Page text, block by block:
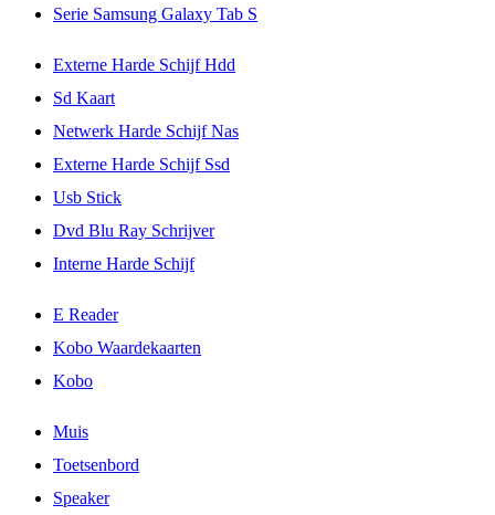
Serie Samsung Galaxy Tab S
Externe Harde Schijf Hdd
Sd Kaart
Netwerk Harde Schijf Nas
Externe Harde Schijf Ssd
Usb Stick
Dvd Blu Ray Schrijver
Interne Harde Schijf
E Reader
Kobo Waardekaarten
Kobo
Muis
Toetsenbord
Speaker